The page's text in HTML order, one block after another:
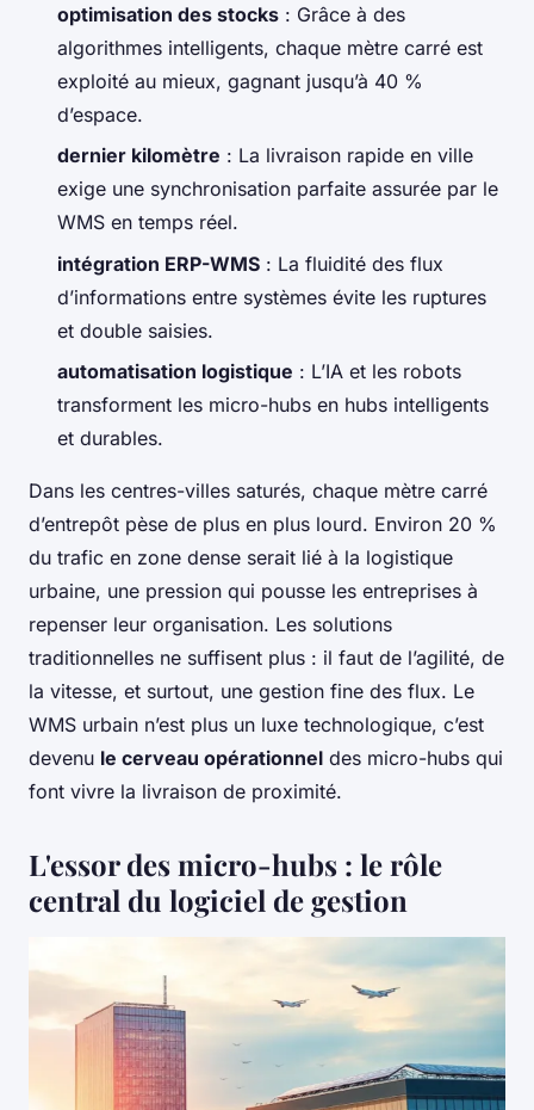
optimisation des stocks : Grâce à des
algorithmes intelligents, chaque mètre carré est
exploité au mieux, gagnant jusqu’à 40 %
d’espace.
dernier kilomètre : La livraison rapide en ville
exige une synchronisation parfaite assurée par le
WMS en temps réel.
intégration ERP-WMS : La fluidité des flux
d’informations entre systèmes évite les ruptures
et double saisies.
automatisation logistique : L’IA et les robots
transforment les micro-hubs en hubs intelligents
et durables.
Dans les centres-villes saturés, chaque mètre carré
d’entrepôt pèse de plus en plus lourd. Environ 20 %
du trafic en zone dense serait lié à la logistique
urbaine, une pression qui pousse les entreprises à
repenser leur organisation. Les solutions
traditionnelles ne suffisent plus : il faut de l’agilité, de
la vitesse, et surtout, une gestion fine des flux. Le
WMS urbain n’est plus un luxe technologique, c’est
devenu le cerveau opérationnel des micro-hubs qui
font vivre la livraison de proximité.
L'essor des micro-hubs : le rôle
central du logiciel de gestion